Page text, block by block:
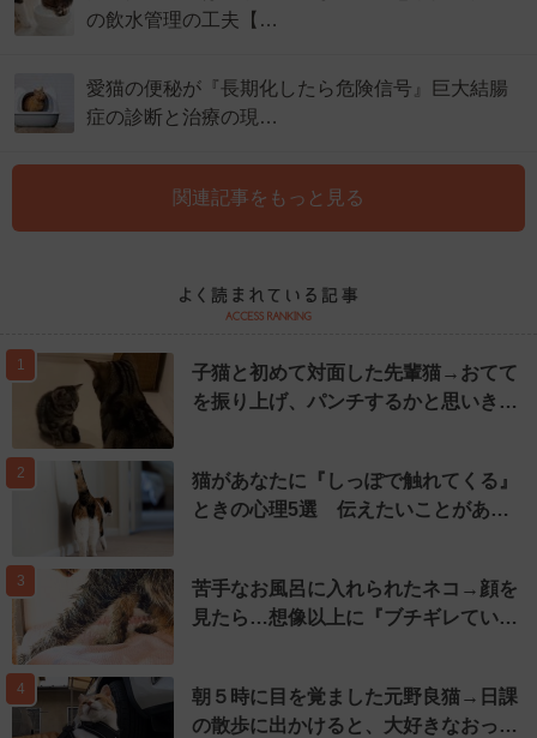
の飲水管理の工夫【…
愛猫の便秘が『長期化したら危険信号』巨大結腸
症の診断と治療の現…
関連記事をもっと見る
1
子猫と初めて対面した先輩猫→おてて
を振り上げ、パンチするかと思いき…
2
猫があなたに『しっぽで触れてくる』
ときの心理5選 伝えたいことがあ…
3
苦手なお風呂に入れられたネコ→顔を
見たら…想像以上に『ブチギレてい…
4
朝５時に目を覚ました元野良猫→日課
の散歩に出かけると、大好きなおっ…